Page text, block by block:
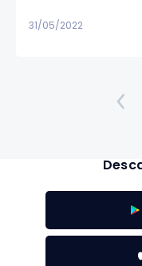
31/05/2022